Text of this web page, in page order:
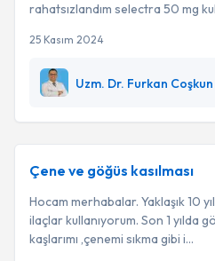
rahatsızlandım selectra 50 mg
25 Kasım 2024
Uzm. Dr. Furkan Coşkun
Çene ve göğüs kasılması
Hocam merhabalar. Yaklaşık 10
ilaçlar kullanıyorum. Son 1 yılda
kaşlarımı ,çenemi sıkma gibi i...